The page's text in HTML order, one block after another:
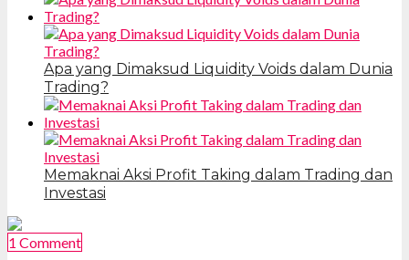
Apa yang Dimaksud Liquidity Voids dalam Dunia
Trading?
Memaknai Aksi Profit Taking dalam Trading dan
Investasi
1 Comment